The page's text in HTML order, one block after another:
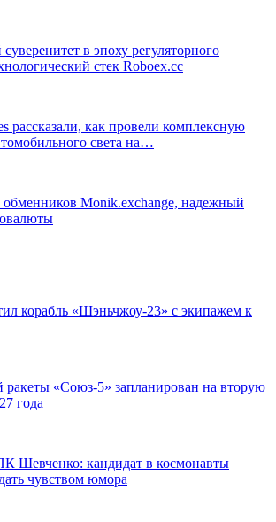
в эпоху регуляторного
стек Roboex.cc
рассказали, как провели комплексную
света на…
Monik.exchange, надежный
корабль «Шэньчжоу-23» с экипажем к
ракеты «Союз-5» запланирован на вторую
года
Шевченко: кандидат в космонавты
чувством юмора